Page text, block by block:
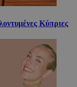
Κύπριες